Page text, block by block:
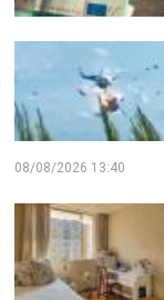
08/08/2026 13:40